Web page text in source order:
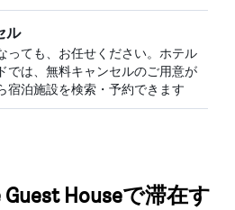
ル
っても、お任せください。ホテル
では、無料キャンセルのご用意が
宿泊施設を検索・予約できます
Houseで滞在す